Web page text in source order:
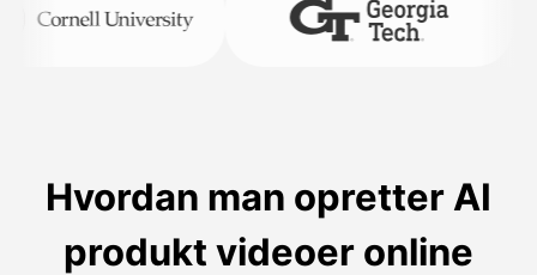
Hvordan man opretter AI
produkt videoer online